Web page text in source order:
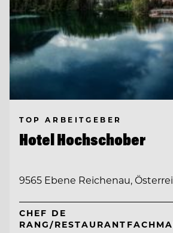
TOP ARBEITGEBER
Hotel Hochschober
9565 Ebene Reichenau,
CHEF DE
RANG/